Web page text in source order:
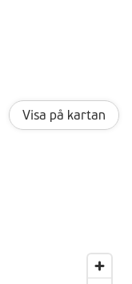
Visa på kartan